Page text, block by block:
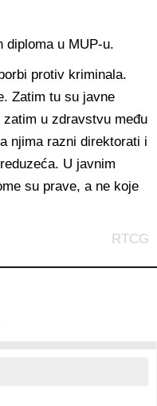
diploma u MUP-u.
protiv kriminala.
Zatim tu su javne
u zdravstvu među
njima razni direktorati i
U javnim
su prave, a ne koje
RTCG